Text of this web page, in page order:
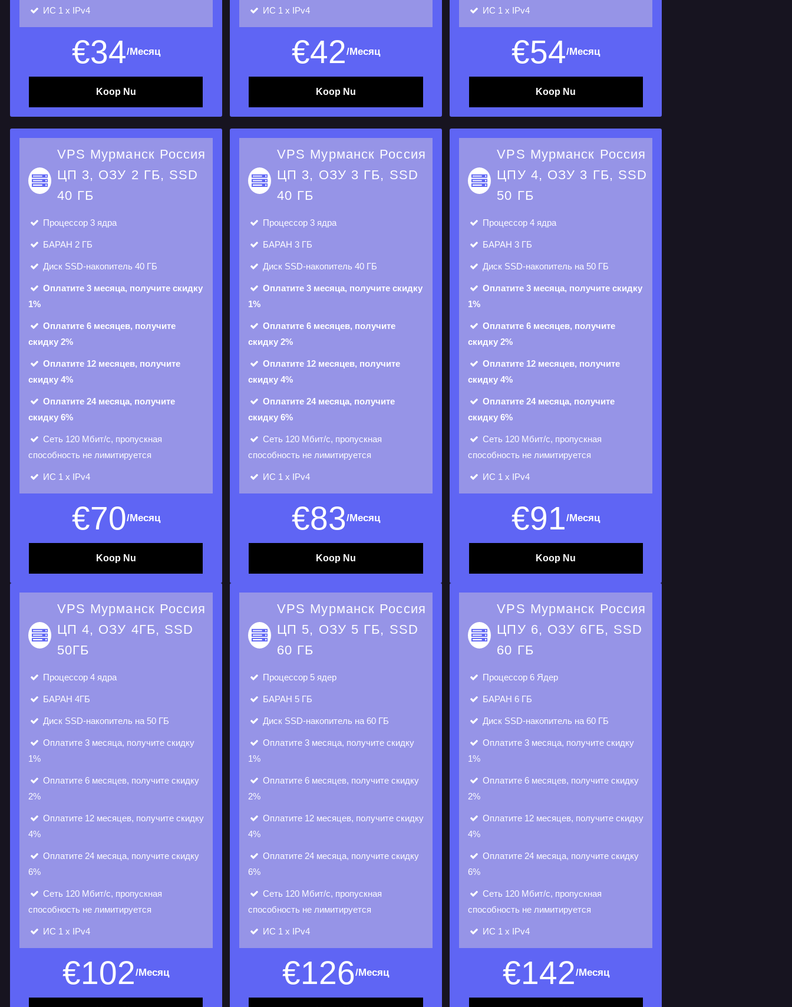
ИС 1 х IPv4
€34/Месяц
Koop Nu
ИС 1 х IPv4
€42/Месяц
Koop Nu
ИС 1 х IPv4
€54/Месяц
Koop Nu
VPS Мурманск Россия
ЦП 3, ОЗУ 2 ГБ, SSD
40 ГБ
Процессор 3 ядра
БАРАН 2 ГБ
Диск SSD-накопитель 40 ГБ
Оплатите 3 месяца, получите скидку
1%
Оплатите 6 месяцев, получите
скидку 2%
Оплатите 12 месяцев, получите
скидку 4%
Оплатите 24 месяца, получите
скидку 6%
Сеть 120 Мбит/с, пропускная
способность не лимитируется
ИС 1 х IPv4
€70/Месяц
Koop Nu
VPS Мурманск Россия
ЦП 3, ОЗУ 3 ГБ, SSD
40 ГБ
Процессор 3 ядра
БАРАН 3 ГБ
Диск SSD-накопитель 40 ГБ
Оплатите 3 месяца, получите скидку
1%
Оплатите 6 месяцев, получите
скидку 2%
Оплатите 12 месяцев, получите
скидку 4%
Оплатите 24 месяца, получите
скидку 6%
Сеть 120 Мбит/с, пропускная
способность не лимитируется
ИС 1 х IPv4
€83/Месяц
Koop Nu
VPS Мурманск Россия
ЦПУ 4, ОЗУ 3 ГБ, SSD
50 ГБ
Процессор4 ядра
БАРАН3 ГБ
Диск SSD-накопитель на 50 ГБ
Оплатите 3 месяца, получите скидку
1%
Оплатите 6 месяцев, получите
скидку 2%
Оплатите 12 месяцев, получите
скидку 4%
Оплатите 24 месяца, получите
скидку 6%
Сеть 120 Мбит/с, пропускная
способность не лимитируется
ИС 1 х IPv4
€91/Месяц
Koop Nu
VPS Мурманск Россия
ЦП 4, ОЗУ 4ГБ, SSD
50ГБ
Процессор 4 ядра
БАРАН 4ГБ
Диск SSD-накопитель на 50 ГБ
Оплатите 3 месяца, получите скидку
1%
Оплатите 6 месяцев, получите скидку
2%
Оплатите 12 месяцев, получите скидку
4%
Оплатите 24 месяца, получите скидку
6%
Сеть 120 Мбит/с, пропускная
способность не лимитируется
ИС 1 х IPv4
€102/Месяц
VPS Мурманск Россия
ЦП 5, ОЗУ 5 ГБ, SSD
60 ГБ
Процессор 5 ядер
БАРАН 5 ГБ
Диск SSD-накопитель на 60 ГБ
Оплатите 3 месяца, получите скидку
1%
Оплатите 6 месяцев, получите скидку
2%
Оплатите 12 месяцев, получите скидку
4%
Оплатите 24 месяца, получите скидку
6%
Сеть 120 Мбит/с, пропускная
способность не лимитируется
ИС 1 х IPv4
€126/Месяц
VPS Мурманск Россия
ЦПУ 6, ОЗУ 6ГБ, SSD
60 ГБ
Процессор 6 Ядер
БАРАН 6 ГБ
Диск SSD-накопитель на 60 ГБ
Оплатите 3 месяца, получите скидку
1%
Оплатите 6 месяцев, получите скидку
2%
Оплатите 12 месяцев, получите скидку
4%
Оплатите 24 месяца, получите скидку
6%
Сеть 120 Мбит/с, пропускная
способность не лимитируется
ИС 1 х IPv4
€142/Месяц